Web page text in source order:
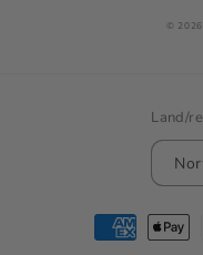
© 2026,
Land/
Betalingsmåter